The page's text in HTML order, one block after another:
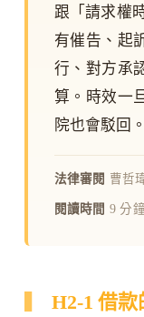
跟「請求權
有催告、起
行、對方承
算。時效一
院也會駁回。
法律審閱 曹哲
閱讀時間 9 分鐘
H2-1 借款